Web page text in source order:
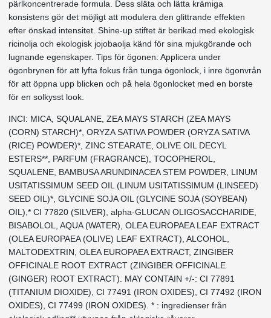
pärlkoncentrerade formula. Dess släta och lätta krämiga
konsistens gör det möjligt att modulera den glittrande effekten
efter önskad intensitet. Shine-up stiftet är berikad med ekologisk
ricinolja och ekologisk jojobaolja känd för sina mjukgörande och
lugnande egenskaper. Tips för ögonen: Applicera under
ögonbrynen för att lyfta fokus från tunga ögonlock, i inre ögonvrån
för att öppna upp blicken och på hela ögonlocket med en borste
för en solkysst look.
INCI: MICA, SQUALANE, ZEA MAYS STARCH (ZEA MAYS
(CORN) STARCH)*, ORYZA SATIVA POWDER (ORYZA SATIVA
(RICE) POWDER)*, ZINC STEARATE, OLIVE OIL DECYL
ESTERS**, PARFUM (FRAGRANCE), TOCOPHEROL,
SQUALENE, BAMBUSA ARUNDINACEA STEM POWDER, LINUM
USITATISSIMUM SEED OIL (LINUM USITATISSIMUM (LINSEED)
SEED OIL)*, GLYCINE SOJA OIL (GLYCINE SOJA (SOYBEAN)
OIL),* CI 77820 (SILVER), alpha-GLUCAN OLIGOSACCHARIDE,
BISABOLOL, AQUA (WATER), OLEA EUROPAEA LEAF EXTRACT
(OLEA EUROPAEA (OLIVE) LEAF EXTRACT), ALCOHOL,
MALTODEXTRIN, OLEA EUROPAEA EXTRACT, ZINGIBER
OFFICINALE ROOT EXTRACT (ZINGIBER OFFICINALE
(GINGER) ROOT EXTRACT). MAY CONTAIN +/-: CI 77891
(TITANIUM DIOXIDE), CI 77491 (IRON OXIDES), CI 77492 (IRON
OXIDES), CI 77499 (IRON OXIDES). * : ingredienser från